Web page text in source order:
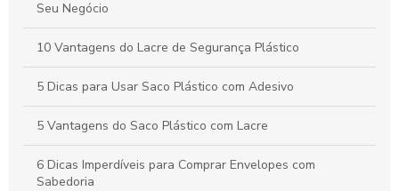
Envelope plástico bolha é a solução perfeita para proteger
seus produtos
Seu Negócio
10 Vantagens do Lacre de Segurança Plástico
5 Dicas para Usar Saco Plástico com Adesivo
5 Vantagens do Saco Plástico com Lacre
6 Dicas Imperdíveis para Comprar Envelopes com
Sabedoria